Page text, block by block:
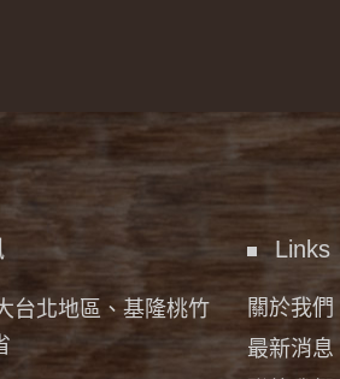
台北地區、基隆桃竹
Links
關於我們
最新消息